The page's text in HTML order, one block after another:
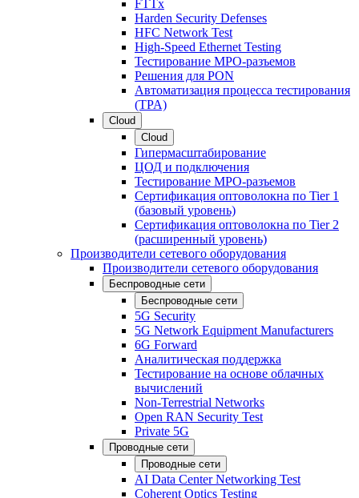
FTTx
Harden Security Defenses
HFC Network Test
High-Speed Ethernet Testing
Тестирование МРО-разъемов
Решения для PON
Автоматизация процесса тестирования
(TPA)
Cloud
Cloud
Гипермасштабирование
ЦОД и подключения
Тестирование МРО-разъемов
Сертификация оптоволокна по Tier 1
(базовый уровень)
Сертификация оптоволокна по Tier 2
(расширенный уровень)
Производители сетевого оборудования
Производители сетевого оборудования
Беспроводные сети
Беспроводные сети
5G Security
5G Network Equipment Manufacturers
6G Forward
Аналитическая поддержка
Тестирование на основе облачных
вычислений
Non-Terrestrial Networks
Open RAN Security Test
Private 5G
Проводные сети
Проводные сети
AI Data Center Networking Test
Coherent Optics Testing